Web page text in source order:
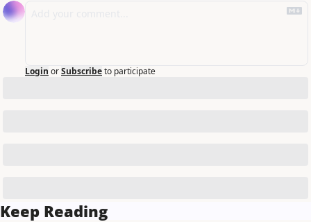
Login orSubscribeto participate
Keep Reading